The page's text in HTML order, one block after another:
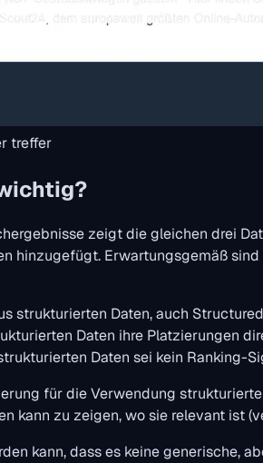
treffer
zeigt die gleichen drei
hinzugefügt. Erwartungsgemäß
strukturierten Daten, auch
Daten ihre Platzierungen
Daten sei kein Ranking-
für die Verwendung
kann zu zeigen, wo sie relevant
kann, dass es keine